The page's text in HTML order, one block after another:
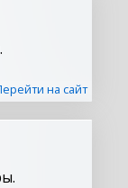
на сайт